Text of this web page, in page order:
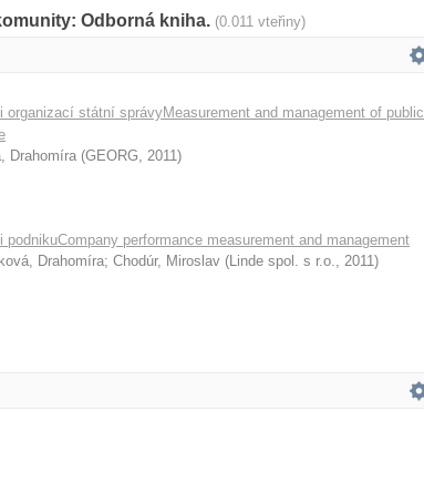
Odborná kniha. (0.011 vteřiny)
státní správyMeasurement and management of public
Drahomíra (GEORG, 2011)
performance measurement and management
Drahomíra; Chodúr, Miroslav (Linde spol. s r.o., 2011)